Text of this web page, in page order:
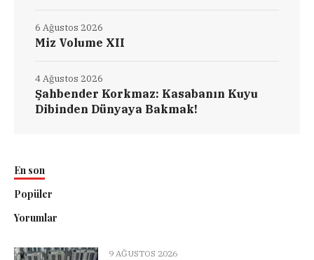
Miz Volume XII
6 Ağustos 2026
Şahbender Korkmaz: Kasabanın Kuyu
Dibinden Dünyaya Bakmak!
4 Ağustos 2026
En son
Popüler
Yorumlar
9 AĞUSTOS 2026